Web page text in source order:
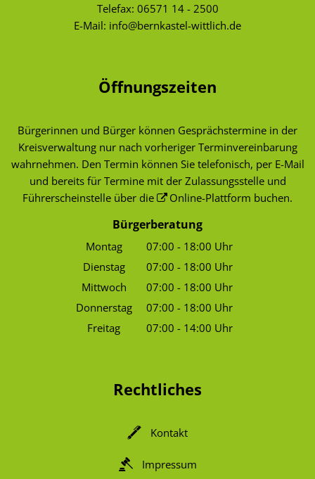
Telefax: 06571 14 - 2500
E-Mail: info@bernkastel-wittlich.de
Öffnungszeiten
Bürgerinnen und Bürger können Gesprächstermine in der
Kreisverwaltung nur nach vorheriger Terminvereinbarung
wahrnehmen. Den Termin können Sie telefonisch, per E-Mail
und bereits für Termine mit der Zulassungsstelle und
Führerscheinstelle über die
Online-Plattform buchen.
Bürgerberatung
Montag 07:00 - 18:00 Uhr
Von 07:00 bis 18:00 Uhr
Dienstag 07:00 - 18:00 Uhr
Von 07:00 bis 18:00 Uhr
Mittwoch 07:00 - 18:00 Uhr
Von 07:00 bis 18:00 Uhr
Donnerstag 07:00 - 18:00 Uhr
Von 07:00 bis 18:00 Uhr
Freitag 07:00 - 14:00 Uhr
Rechtliches
Kontakt
Impressum